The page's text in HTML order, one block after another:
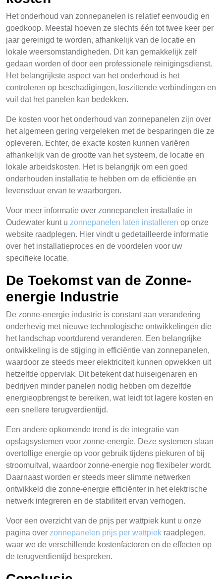
Het onderhoud van zonnepanelen is relatief eenvoudig en
goedkoop. Meestal hoeven ze slechts één tot twee keer per
jaar gereinigd te worden, afhankelijk van de locatie en
lokale weersomstandigheden. Dit kan gemakkelijk zelf
gedaan worden of door een professionele reinigingsdienst.
Het belangrijkste aspect van het onderhoud is het
controleren op beschadigingen, loszittende verbindingen en
vuil dat het panelen kan bedekken.
De kosten voor het onderhoud van zonnepanelen zijn over
het algemeen gering vergeleken met de besparingen die ze
opleveren. Echter, de exacte kosten kunnen variëren
afhankelijk van de grootte van het systeem, de locatie en
lokale arbeidskosten. Het is belangrijk om een goed
onderhouden installatie te hebben om de efficiëntie en
levensduur ervan te waarborgen.
Voor meer informatie over zonnepanelen installatie in
Oudewater kunt u zonnepanelen laten installeren op onze
website raadplegen. Hier vindt u gedetailleerde informatie
over het installatieproces en de voordelen voor uw
specifieke locatie.
De Toekomst van de Zonne-
energie Industrie
De zonne-energie industrie is constant aan verandering
onderhevig met nieuwe technologische ontwikkelingen die
het landschap voortdurend veranderen. Een belangrijke
ontwikkeling is de stijging in efficiëntie van zonnepanelen,
waardoor ze steeds meer elektriciteit kunnen opwekken uit
hetzelfde oppervlak. Dit betekent dat huiseigenaren en
bedrijven minder panelen nodig hebben om dezelfde
energieopbrengst te bereiken, wat leidt tot lagere kosten en
een snellere terugverdientijd.
Een andere opkomende trend is de integratie van
opslagsystemen voor zonne-energie. Deze systemen slaan
overtollige energie op voor gebruik tijdens piekuren of bij
stroomuitval, waardoor zonne-energie nog flexibeler wordt.
Daarnaast worden er steeds meer slimme netwerken
ontwikkeld die zonne-energie efficiënter in het elektrische
netwerk integreren en de stabiliteit ervan verhogen.
Voor een overzicht van de prijs per wattpiek kunt u onze
pagina over zonnepanelen prijs per wattpiek raadplegen,
waar we de verschillende kostenfactoren en de effecten op
de terugverdientijd bespreken.